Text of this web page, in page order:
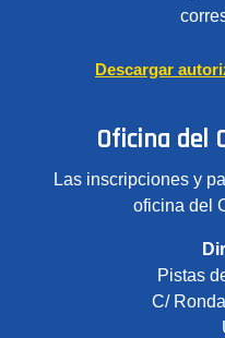
Descargar
Oficina del
Las inscripciones y
oficina del
Pistas
C/